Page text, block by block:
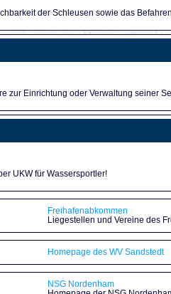
der Schleusen sowie das
zur Einrichtung oder Verwaltung seiner
UKW für Wassersportler!
Freihafenabkommen
Liegestellen und Vereine des
Homepage des WV Sandstedt
NSG Nordenham